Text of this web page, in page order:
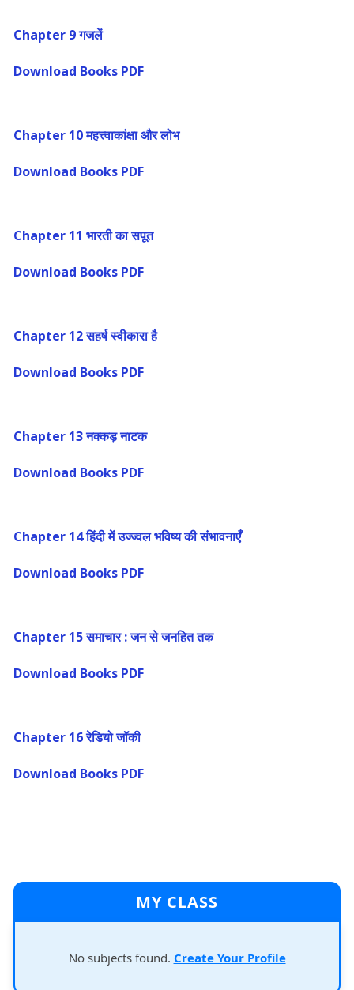
Chapter 9 गजलें
Download Books PDF
Chapter 10 महत्त्वाकांक्षा और लोभ
Download Books PDF
Chapter 11 भारती का सपूत
Download Books PDF
Chapter 12 सहर्ष स्वीकारा है
Download Books PDF
Chapter 13 नक्कड़ नाटक
Download Books PDF
Chapter 14 हिंदी में उज्ज्वल भविष्य की संभावनाएँ
Download Books PDF
Chapter 15 समाचार : जन से जनहित तक
Download Books PDF
Chapter 16 रेडियो जॉकी
Download Books PDF
MY CLASS
No subjects found. Create Your Profile